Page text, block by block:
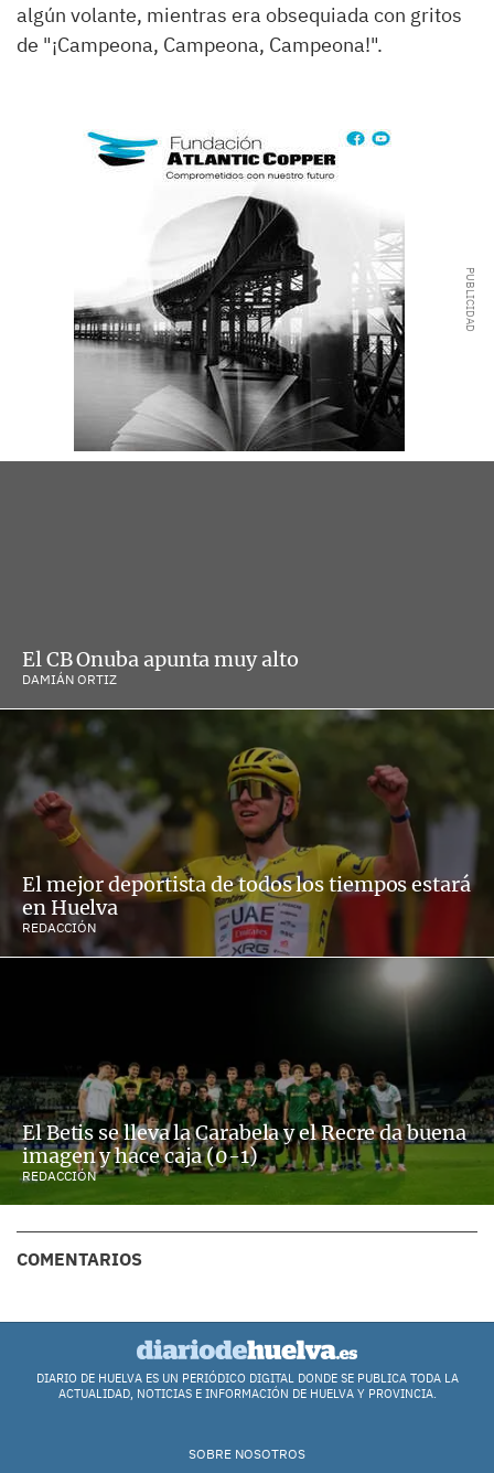
algún volante, mientras era obsequiada con gritos
de "¡Campeona, Campeona, Campeona!".
El CB Onuba apunta muy alto
DAMIÁN ORTIZ
El mejor deportista de todos los tiempos estará
en Huelva
REDACCIÓN
El Betis se lleva la Carabela y el Recre da buena
imagen y hace caja (0-1)
REDACCIÓN
COMENTARIOS
DIARIO DE HUELVA ES UN PERIÓDICO DIGITAL DONDE SE PUBLICA TODA LA
ACTUALIDAD, NOTICIAS E INFORMACIÓN DE HUELVA Y PROVINCIA.
SOBRE NOSOTROS